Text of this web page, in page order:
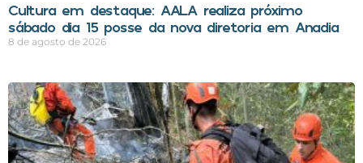
Cultura em destaque: AALA realiza próximo
sábado dia 15 posse da nova diretoria em Anadia
8 de agosto de 2026